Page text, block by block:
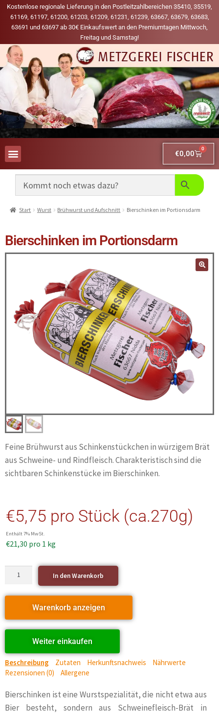
Kostenlose regionale Lieferung in den Postleitzahlbereichen 35410, 35519,
61169, 61197, 61200, 61203, 61209, 61231, 61239, 63667, 63679, 63683,
63691 und 63697 ab 30€ Einkaufswert an den Premiumtagen Mittwoch,
Freitag und Samstag!
€0,00
0
Start Wurst Brühwurst und Aufschnitt Bierschinken im Portionsdarm
Bierschinken im Portionsdarm
Feine Brühwurst aus Schinkenstückchen in würzigem Brät
aus Schweine- und Rindfleisch. Charakteristisch sind die
sichtbaren Schinkenstücke im Bierschinken.
€5,75 pro Stück (ca.270g)
Enthält 7% MwSt.
€21,30 pro 1 kg
In den Warenkorb
Warenkorb anzeigen
Weiter einkaufen
Beschreibung Zutaten Herkunftsnachweis
Nährwerte
Rezensionen (0)
Allergene
Bierschinken ist eine Wurstspezialität, die nicht etwa aus
Bier besteht, sondern aus Schweinefleisch-Brät in